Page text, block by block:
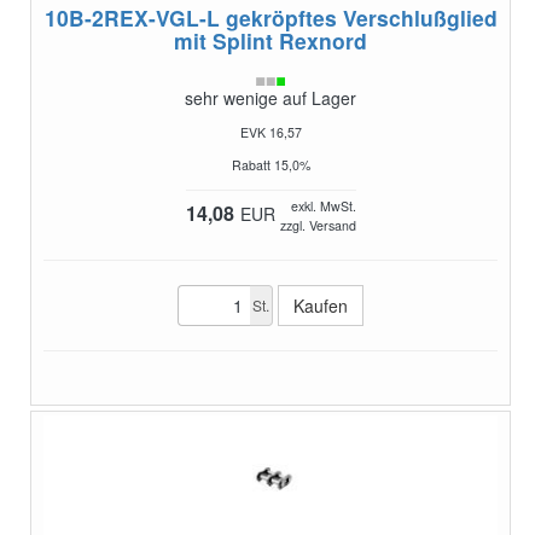
10B-2REX-VGL-L gekröpftes Verschlußglied
mit Splint Rexnord
sehr wenige auf Lager
EVK 16,57
Rabatt 15,0%
14,08 EUR
exkl. MwSt.
zzgl. Versand
St.